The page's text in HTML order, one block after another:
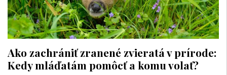
Ako zachrániť zranené zvieratá v prírode:
Kedy mláďatám pomôcť a komu volať?